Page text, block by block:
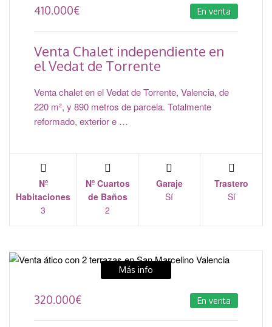
410.000€ En venta
Venta Chalet independiente en
el Vedat de Torrente
Venta chalet en el Vedat de Torrente, Valencia, de
220 m², y 890 metros de parcela. Totalmente
reformado, exterior e …
Nº
Habitaciones
3
Nº Cuartos
de Baños
2
Garaje
Sí
Trastero
Sí
Más info
320.000€ En venta